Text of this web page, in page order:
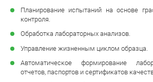
Планирование испытаний на основе
контроля.
Обработка лабораторных анализов.
Управление жизненным циклом образца.
Автоматическое формирование
отчетов, паспортов и сертификатов